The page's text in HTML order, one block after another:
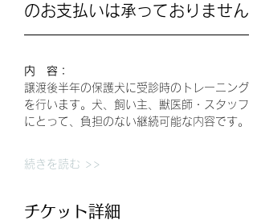
のお支払いは承っておりません
内　容：
譲渡後半年の保護犬に受診時のトレーニング
を行います。犬、飼い主、獣医師・スタッフ
にとって、負担のない継続可能な内容です。
続きを読む >>
チケット詳細